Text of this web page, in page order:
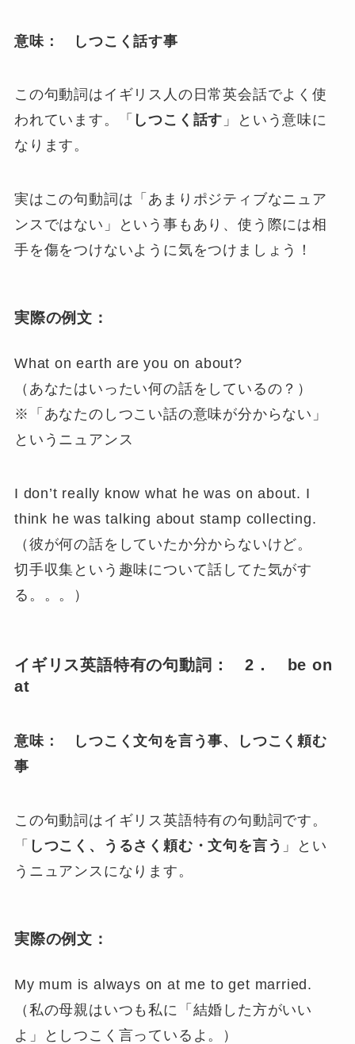
意味： しつこく話す事
この句動詞はイギリス人の日常英会話でよく使
われています。「 しつこく話す 」という意味に
なります。
実はこの句動詞は「あまりポジティブなニュア
ンスではない」という事もあり、使う際には相
手を傷をつけないように気をつけましょう！
実際の例文：
What on earth are you on about?
（あなたはいったい何の話をしているの？）
※「あなたのしつこい話の意味が分からない」
というニュアンス
I don’t really know what he was on about. I
think he was talking about stamp collecting.
（彼が何の話をしていたか分からないけど。
切手収集という趣味について話してた気がす
る。。。）
イギリス英語特有の句動詞： 2． be on
at
意味： しつこく文句を言う事、しつこく頼む
事
この句動詞はイギリス英語特有の句動詞です。
「 しつこく、うるさく頼む・文句を言う 」とい
うニュアンスになります。
実際の例文：
My mum is always on at me to get married.
（私の母親はいつも私に「結婚した方がいい
よ」としつこく言っているよ。）